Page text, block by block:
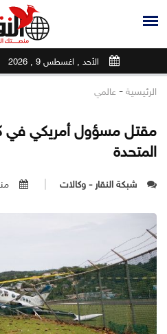
الأحد , اغسطس 9 , 2026
الرئيسية - عالمي
مقتل مسؤول أمريكي في
المتحدة
شبكة النقار - وكالات